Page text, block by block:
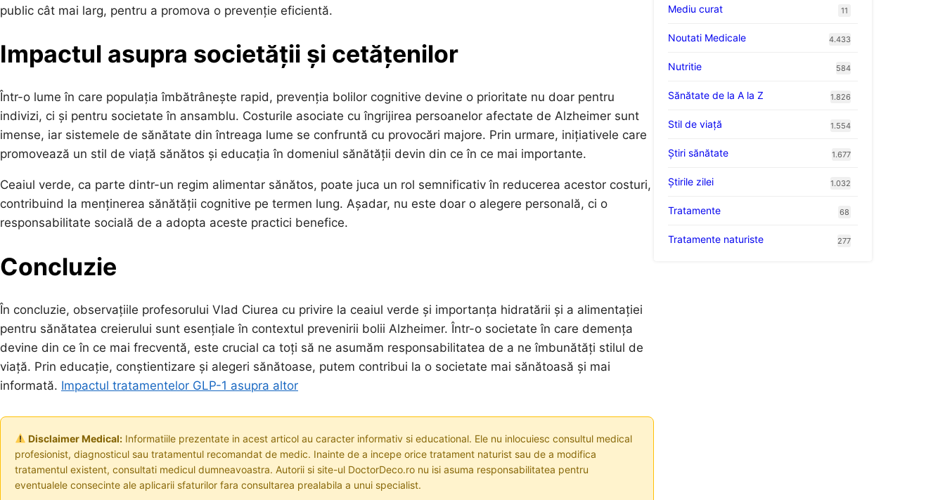
public cât mai larg, pentru a promova o prevenție eficientă.
Impactul asupra societății și cetățenilor
Într-o lume în care populația îmbătrânește rapid, prevenția bolilor cognitive devine o prioritate nu doar pentru
indivizi, ci și pentru societate în ansamblu. Costurile asociate cu îngrijirea persoanelor afectate de Alzheimer sunt
imense, iar sistemele de sănătate din întreaga lume se confruntă cu provocări majore. Prin urmare, inițiativele care
promovează un stil de viață sănătos și educația în domeniul sănătății devin din ce în ce mai importante.
Ceaiul verde, ca parte dintr-un regim alimentar sănătos, poate juca un rol semnificativ în reducerea acestor costuri,
contribuind la menținerea sănătății cognitive pe termen lung. Așadar, nu este doar o alegere personală, ci o
responsabilitate socială de a adopta aceste practici benefice.
Concluzie
În concluzie, observațiile profesorului Vlad Ciurea cu privire la ceaiul verde și importanța hidratării și a alimentației
pentru sănătatea creierului sunt esențiale în contextul prevenirii bolii Alzheimer. Într-o societate în care demența
devine din ce în ce mai frecventă, este crucial ca toți să ne asumăm responsabilitatea de a ne îmbunătăți stilul de
viață. Prin educație, conștientizare și alegeri sănătoase, putem contribui la o societate mai sănătoasă și mai
informată. Impactul tratamentelor GLP-1 asupra altor
Disclaimer Medical:Informatiile prezentate in acest articol au caracter informativ si educational. Ele nu inlocuiesc consultul medical
profesionist, diagnosticul sau tratamentul recomandat de medic. Inainte de a incepe orice tratament naturist sau de a modifica
tratamentul existent, consultati medicul dumneavoastra. Autorii si site-ul DoctorDeco.ro nu isi asuma responsabilitatea pentru
eventualele consecinte ale aplicarii sfaturilor fara consultarea prealabila a unui specialist.
Mediu curat 11
Noutati Medicale 4.433
Nutritie 584
Sănătate de la A la Z 1.826
Stil de viaţă 1.554
Ştiri sănătate 1.677
Știrile zilei 1.032
Tratamente 68
Tratamente naturiste 277